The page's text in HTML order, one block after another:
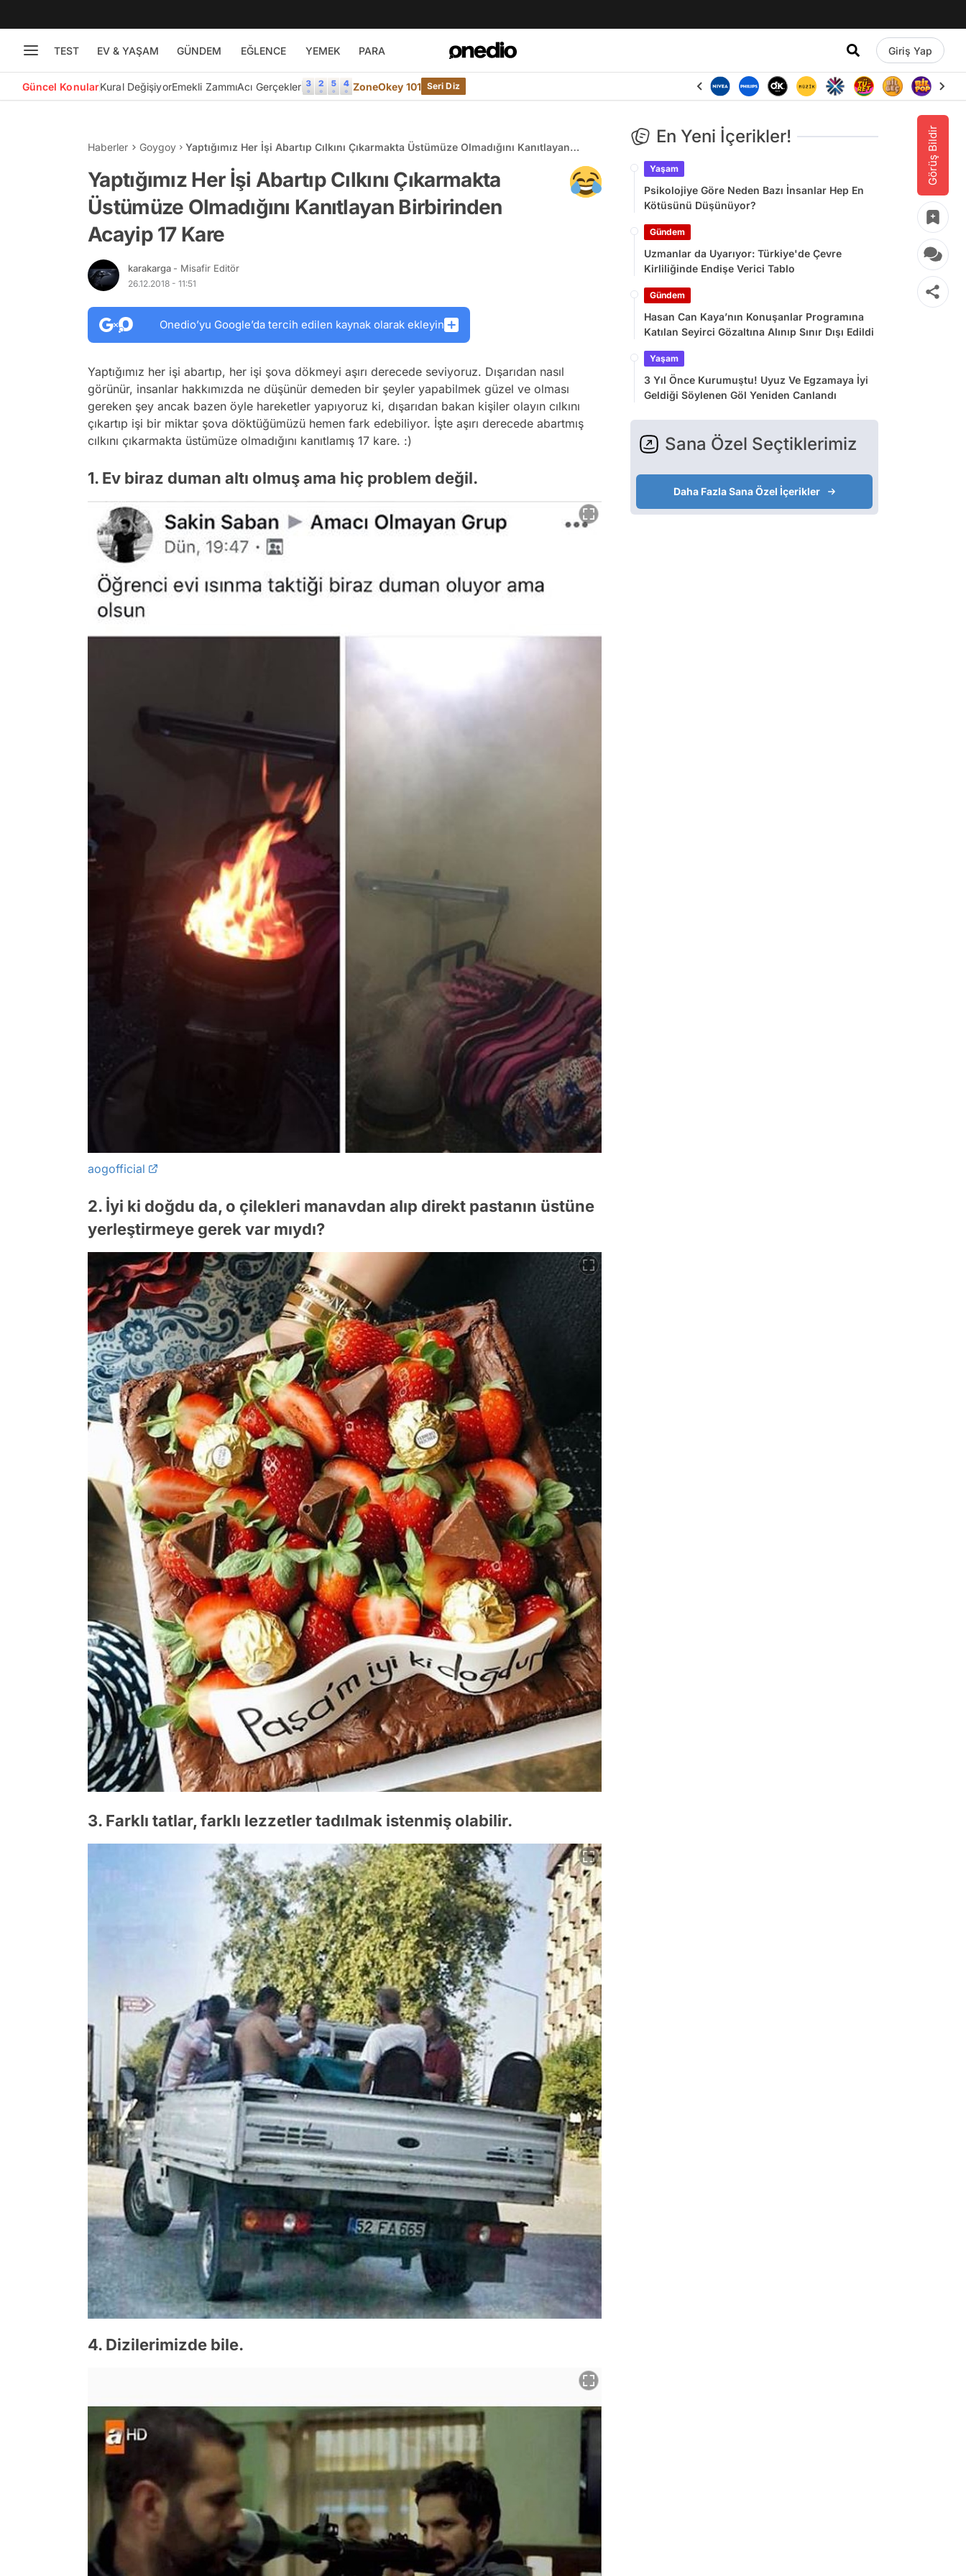
TEST EV & YAŞAM GÜNDEM EĞLENCE YEMEK PARA Giriş Yap
Güncel KonularKural DeğişiyorEmekli ZammıAcı Gerçekler ZoneOkey 101 Seri Diz
Görüş Bildir
Haberler Goygoy
Yaptığımız Her İşi Abartıp Cılkını Çıkarmakta Üstümüze Olmadığını Kanıtlayan
Yaptığımız Her İşi Abartıp Cılkını Çıkarmakta
Üstümüze Olmadığını Kanıtlayan Birbirinden
Acayip 17 Kare
karakarga - Misafir Editör
26.12.2018 - 11:51
Onedio’yu Google’da tercih edilen kaynak olarak ekleyin
Yaptığımız her işi abartıp, her işi şova dökmeyi aşırı derecede seviyoruz. Dışarıdan nasıl
görünür, insanlar hakkımızda ne düşünür demeden bir şeyler yapabilmek güzel ve olması
gereken şey ancak bazen öyle hareketler yapıyoruz ki, dışarıdan bakan kişiler olayın cılkını
çıkartıp işi bir miktar şova döktüğümüzü hemen fark edebiliyor. İşte aşırı derecede abartmış
cılkını çıkarmakta üstümüze olmadığını kanıtlamış 17 kare. :)
1. Ev biraz duman altı olmuş ama hiç problem değil.
aogofficial
2. İyi ki doğdu da, o çilekleri manavdan alıp direkt pastanın üstüne
yerleştirmeye gerek var mıydı?
3. Farklı tatlar, farklı lezzetler tadılmak istenmiş olabilir.
4. Dizilerimizde bile.
En Yeni İçerikler!
Yaşam
Psikolojiye Göre Neden Bazı İnsanlar Hep En
Kötüsünü Düşünüyor?
Gündem
Uzmanlar da Uyarıyor: Türkiye'de Çevre
Kirliliğinde Endişe Verici Tablo
Gündem
Hasan Can Kaya’nın Konuşanlar Programına
Katılan Seyirci Gözaltına Alınıp Sınır Dışı Edildi
Yaşam
3 Yıl Önce Kurumuştu! Uyuz Ve Egzamaya İyi
Geldiği Söylenen Göl Yeniden Canlandı
Sana Özel Seçtiklerimiz
Daha Fazla Sana Özel İçerikler